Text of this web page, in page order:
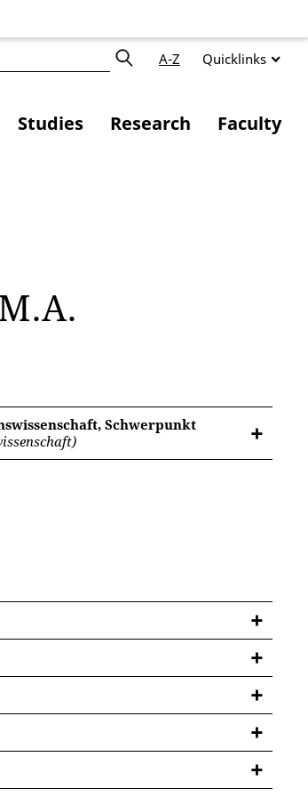
A-Z Quicklinks
Studies Research Faculty
Schwerpunkt